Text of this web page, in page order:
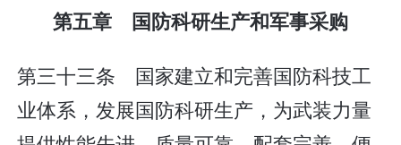
第五章 国防科研生产和军事采购
第三十三条 国家建立和完善国防科技工
业体系，发展国防科研生产，为武装力量